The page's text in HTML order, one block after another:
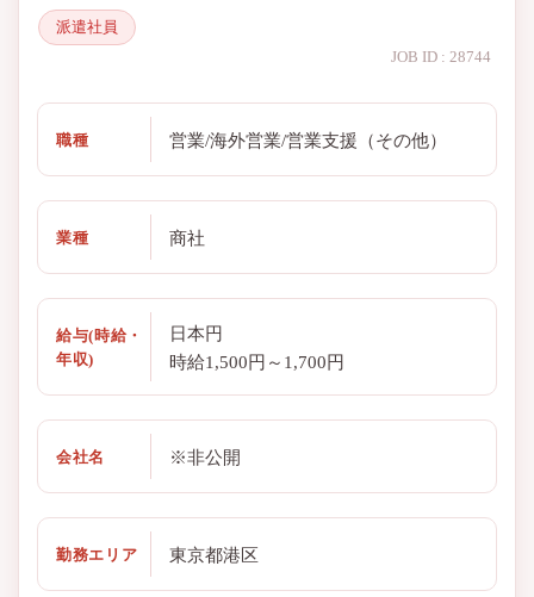
派遣社員
JOB ID : 28744
職種 営業/海外営業/営業支援（その他）
業種 商社
給与(時給・
年収)
日本円
時給1,500円～1,700円
会社名 ※非公開
勤務エリア 東京都港区